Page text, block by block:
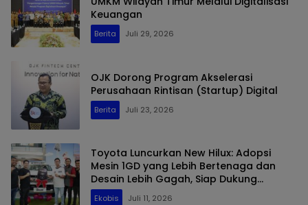
Keuangan
Berita Juli 29, 2026
OJK Dorong Program Akselerasi
Perusahaan Rintisan (Startup) Digital
Berita Juli 23, 2026
Toyota Luncurkan New Hilux: Adopsi
Mesin 1GD yang Lebih Bertenaga dan
Desain Lebih Gagah, Siap Dukung
Produktivitas dan Adventure
Ekobis Juli 11, 2026